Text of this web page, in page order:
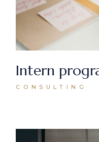
Intern
CONSULTING